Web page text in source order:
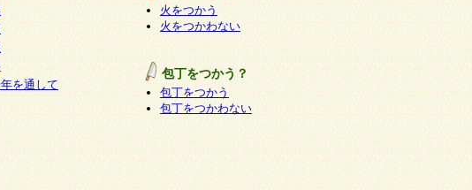
を通して
火をつかう
火をつかわない
包丁をつかう？
包丁をつかう
包丁をつかわない